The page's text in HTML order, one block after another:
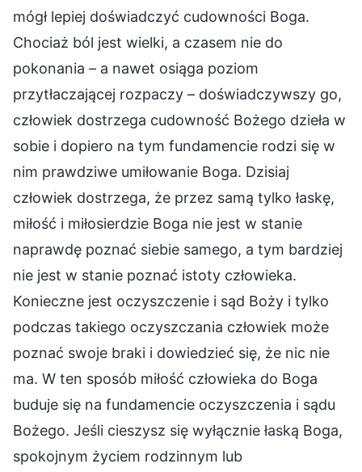
mógł lepiej doświadczyć cudowności Boga.
Chociaż ból jest wielki, a czasem nie do
pokonania – a nawet osiąga poziom
przytłaczającej rozpaczy – doświadczywszy go,
człowiek dostrzega cudowność Bożego dzieła w
sobie i dopiero na tym fundamencie rodzi się w
nim prawdziwe umiłowanie Boga. Dzisiaj
człowiek dostrzega, że przez samą tylko łaskę,
miłość i miłosierdzie Boga nie jest w stanie
naprawdę poznać siebie samego, a tym bardziej
nie jest w stanie poznać istoty człowieka.
Konieczne jest oczyszczenie i sąd Boży i tylko
podczas takiego oczyszczania człowiek może
poznać swoje braki i dowiedzieć się, że nic nie
ma. W ten sposób miłość człowieka do Boga
buduje się na fundamencie oczyszczenia i sądu
Bożego. Jeśli cieszysz się wyłącznie łaską Boga,
spokojnym życiem rodzinnym lub